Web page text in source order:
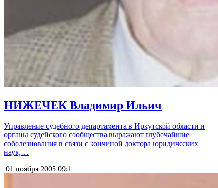
НИЖЕЧЕК Владимир Ильич
Управление судебного департамента в Иркутской области и
органы судейского сообщества выражают глубочайшие
соболезнования в связи с кончиной доктора юридических
наук,…
01 ноября 2005 09:11